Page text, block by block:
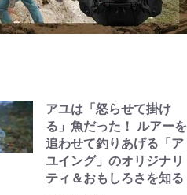
アユは「怒らせて掛け
る」魚だった！ ルアーを
追わせて釣りあげる「ア
ユイング」のオリジナリ
ティ＆おもしろさを知る